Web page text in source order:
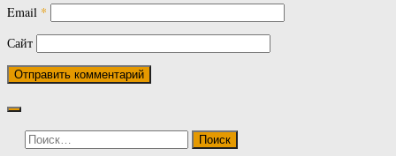
Email *
Сайт
Найти: